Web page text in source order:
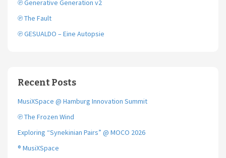
℗ Generative Generation v2
℗ The Fault
℗ GESUALDO – Eine Autopsie
Recent Posts
MusiXSpace @ Hamburg Innovation Summit
℗ The Frozen Wind
Exploring “Synekinian Pairs” @ MOCO 2026
® MusiXSpace